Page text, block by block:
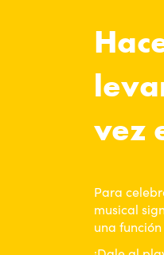
vez
Para
musical
una